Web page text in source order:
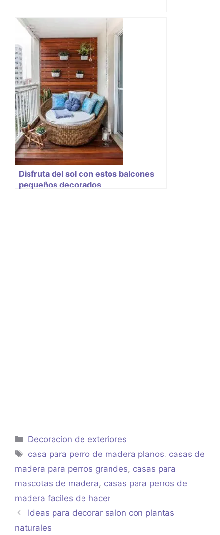
Disfruta del sol con estos balcones
pequeños decorados
Categorías
Decoracion de exteriores
Etiquetas
casa para perro de madera planos, casas de
madera para perros grandes, casas para
mascotas de madera, casas para perros de
madera faciles de hacer
Ideas para decorar salon con plantas
naturales